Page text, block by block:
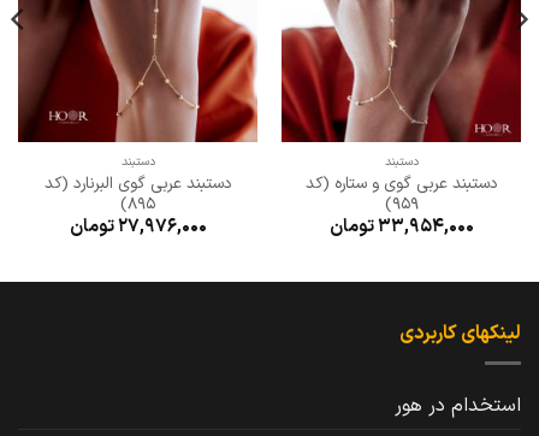
دستبند
دستبند عربی گوی و ستاره (کد
959)
33,954,000تومان
دستبند
دستبند عربی گوی البرنارد (کد
895)
27,976,000تومان
لینکهای کاربردی
استخدام در هور